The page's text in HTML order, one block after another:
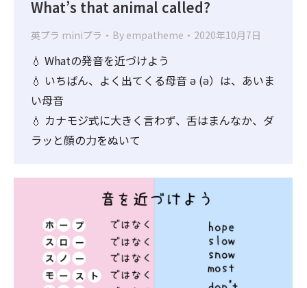
What’s that animal called?
英プラ miniプラ By empatheme 2020年10月7日
💧 Whatの発音を近づけよう
💧 いちばん、よく出てくる母音 ə (ə）は、あいま
い母音
💧 カナモジ式に大きく言わず、舌はまんなか、ダ
ラッと顔の力をぬいて